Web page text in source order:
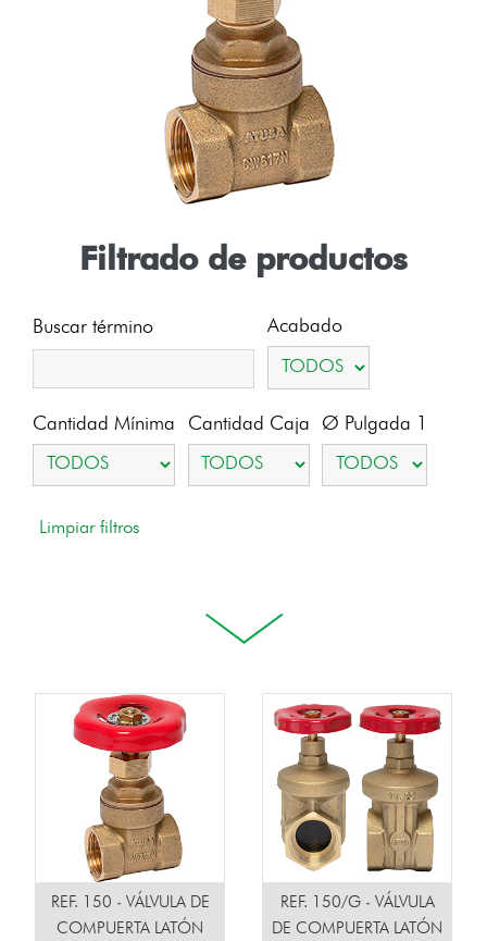
Filtrado de productos
Buscar término Acabado
Cantidad Mínima Cantidad Caja Ø Pulgada 1
REF. 150 - VÁLVULA DE
COMPUERTA LATÓN
REF. 150/G - VÁLVULA
DE COMPUERTA LATÓN